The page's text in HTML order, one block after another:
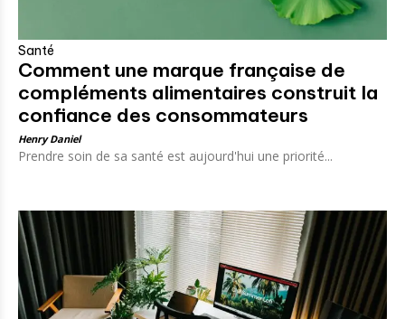
Santé
Comment une marque française de
compléments alimentaires construit la
confiance des consommateurs
Henry Daniel
Prendre soin de sa santé est aujourd'hui une priorité...